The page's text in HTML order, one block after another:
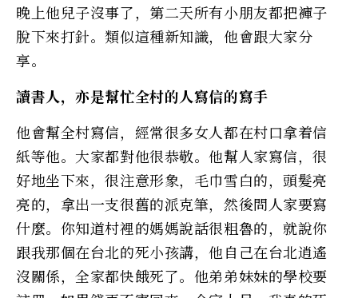
晚上他兒子沒事了，第二天所有小朋友都把褲子
脫下來打針。類似這種新知識，他會跟大家分
享。
讀書人，亦是幫忙全村的人寫信的寫手
他會幫全村寫信，經常很多女人都在村口拿着信
紙等他。大家都對他很恭敬。他幫人家寫信，很
好地坐下來，很注意形象，毛巾雪白的，頭髮亮
亮的，拿出一支很舊的派克筆，然後問人家要寫
什麼。你知道村裡的媽媽說話很粗魯的，就說你
跟我那個在台北的死小孩講，他自己在台北逍遙
沒關係，全家都快餓死了。他弟弟妹妹的學校要